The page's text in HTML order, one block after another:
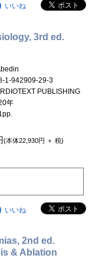
いいね
3rd ed.
1-942909-29-3
PUBLISHING
年
(本体22,930円 ＋ 税)
いいね
2nd ed.
& Ablation